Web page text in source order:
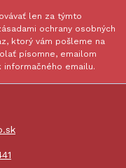
len za týmto
ochrany osobných
ktorý vám pošleme na
písomne, emailom
emailu.